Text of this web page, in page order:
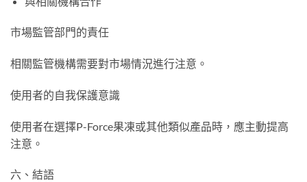
市場監管部門的責任
相關監管機構需要對市場情況進行注意。
使用者的自我保護意識
使用者在選擇P-Force果凍或其他類似產品時，應主動提高
注意。
六、結語